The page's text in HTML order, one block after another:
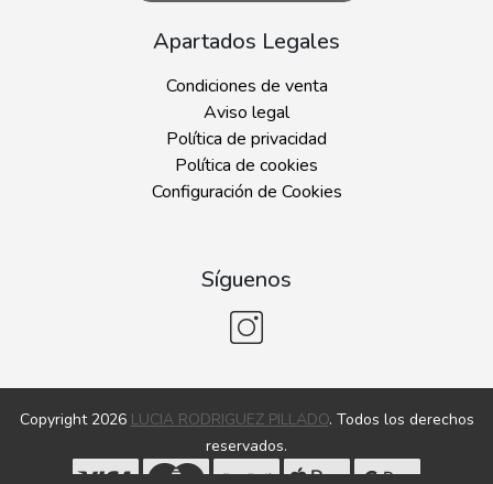
Apartados Legales
Condiciones de venta
Aviso legal
Política de privacidad
Política de cookies
Configuración de Cookies
Síguenos
Copyright 2026 LUCIA RODRIGUEZ PILLADO. Todos los derechos
reservados.